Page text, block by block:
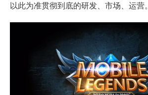
以此为准贯彻到底的研发、市场、运营。